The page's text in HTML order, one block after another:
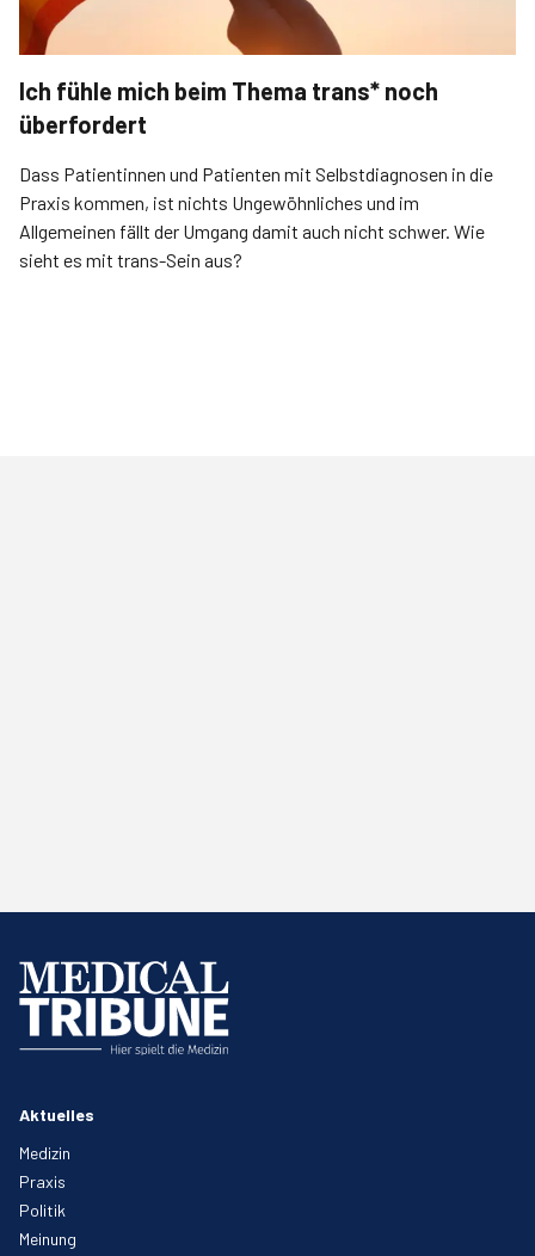
Ich fühle mich beim Thema trans* noch
überfordert
Dass Patientinnen und Patienten mit Selbstdiagnosen in die
Praxis kommen, ist nichts Ungewöhnliches und im
Allgemeinen fällt der Umgang damit auch nicht schwer. Wie
sieht es mit trans-Sein aus?
Aktuelles
Medizin
Praxis
Politik
Meinung